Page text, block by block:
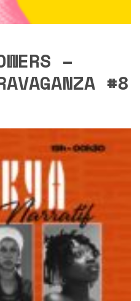
–
#8